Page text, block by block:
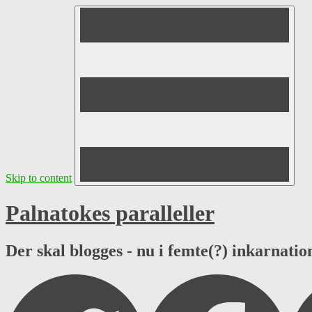
Skip to content
Palnatokes paralleller
Der skal blogges - nu i femte(?)